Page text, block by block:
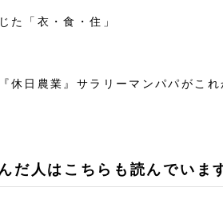
た「衣・食・住」
休日農業』サラリーマンパパがこ
だ人はこちらも読んでいま